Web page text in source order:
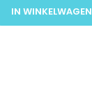
IN WINKELWAGEN